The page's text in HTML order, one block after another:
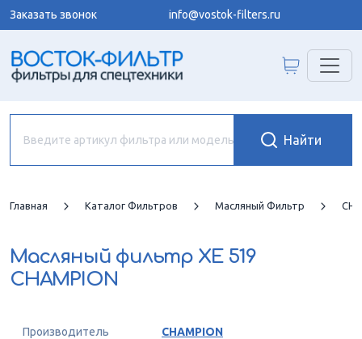
Заказать звонок info@vostok-filters.ru
Главная Каталог Фильтров Масляный Фильтр
Масляный фильтр XE 519
CHAMPION
Производитель CHAMPION